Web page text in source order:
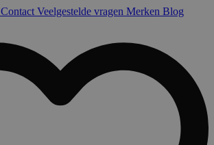
Contact Veelgestelde vragen Merken Blog